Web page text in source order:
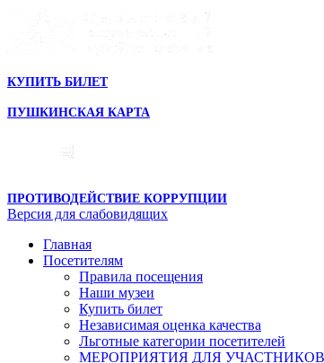
КУПИТЬ БИЛЕТ
ПУШКИНСКАЯ КАРТА
ПРОТИВОДЕЙСТВИЕ КОРРУПЦИИ
Версия для слабовидящих
Главная
Посетителям
Правила посещения
Наши музеи
Купить билет
Независимая оценка качества
Льготные категории посетителей
МЕРОПРИЯТИЯ ДЛЯ